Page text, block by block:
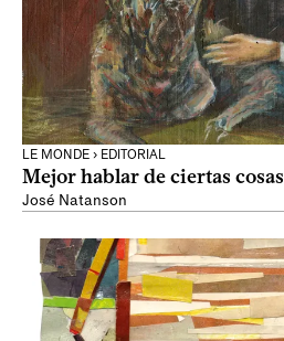
LE MONDE › EDITORIAL
Mejor hablar de ciertas cosas
José Natanson